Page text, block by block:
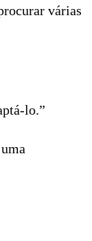
várias
lo.”